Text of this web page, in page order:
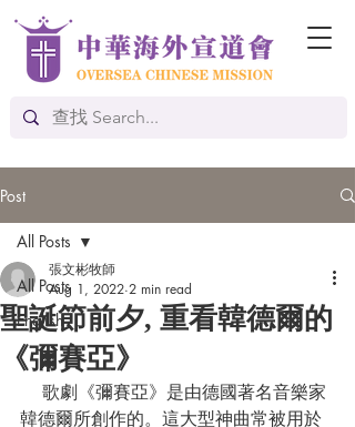
Post
All Posts
English
All Posts
聖誕節前夕, 重看韓德爾的
《彌賽亞》
張文彬牧師
Aug 1, 2022 2 min read
韓德爾所創作的。這大型神曲常被用於